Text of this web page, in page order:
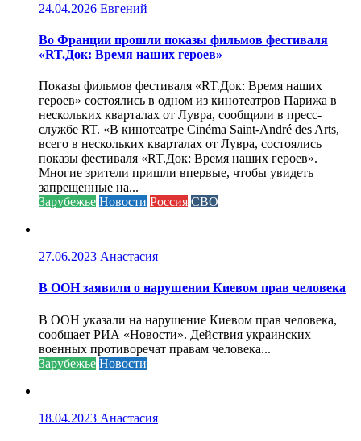
24.04.2026 Евгений
Во Франции прошли показы фильмов фестиваля
«RT.Док: Время наших героев»
Показы фильмов фестиваля «RT.Док: Время наших
героев» состоялись в одном из кинотеатров Парижа в
нескольких кварталах от Лувра, сообщили в пресс-
службе RT. «В кинотеатре Cinéma Saint-André des Arts,
всего в нескольких кварталах от Лувра, состоялись
показы фестиваля «RT.Док: Время наших героев».
Многие зрители пришли впервые, чтобы увидеть
запрещенные на...
Зарубежье Новости Россия СВО
27.06.2023 Анастасия
В ООН заявили о нарушении Киевом прав человека
В ООН указали на нарушение Киевом прав человека,
сообщает РИА «Новости». Действия украинских
военных противоречат правам человека...
Зарубежье Новости
18.04.2023 Анастасия